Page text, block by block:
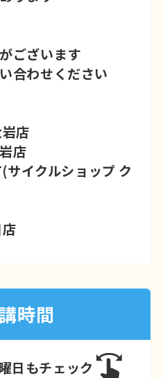
ございます
合わせください
店
店
イクルショップ ク
時間
日もチェック